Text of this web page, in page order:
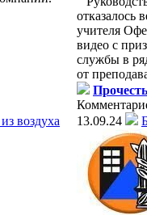
отказалось
учителя
видео с
службы в
от
Прочесть
воздуха 13.09.24